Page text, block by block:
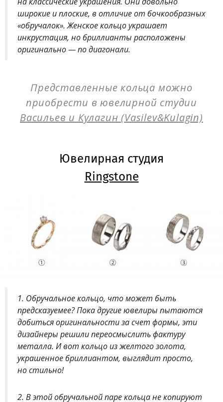
широкие и плоские, в отличие от бочкообразных
«обручалок». Женское кольцо украшает
инкрустация, но бриллианты расположены
оригинально — по диагонали.
Представленные кольца можно
приобрести в ювелирной студии
Васильев и Кулагин (Vasilev&Kulagin)
Ювелирная студия
Ringstone
1. Обручальное кольцо, что может быть
предсказуемее? Пока другие ювелиры пытаются
добиться оригинальности за счет формы, эти
дизайнеры решили переосмыслить фактуру
металла. И вот кольцо из желтого золота,
украшенное бриллиантом, выглядит просто,
но стильно!
2. В этой обручальной паре кольца не копируют